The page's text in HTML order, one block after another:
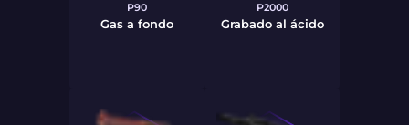
P90
Gas a fondo
P2000
Grabado al ácido